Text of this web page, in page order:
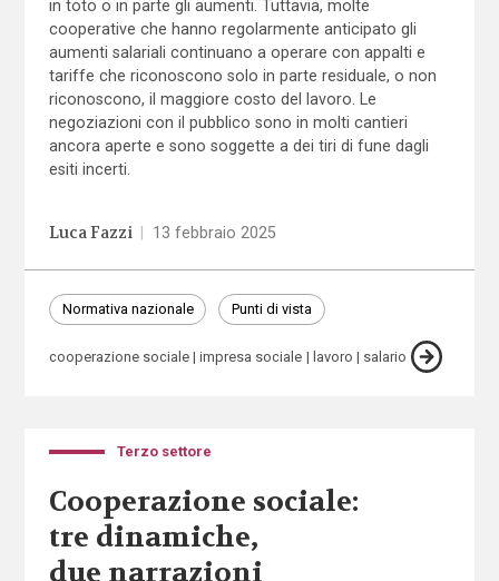
in toto o in parte gli aumenti. Tuttavia, molte
cooperative che hanno regolarmente anticipato gli
aumenti salariali continuano a operare con appalti e
tariffe che riconoscono solo in parte residuale, o non
riconoscono, il maggiore costo del lavoro. Le
negoziazioni con il pubblico sono in molti cantieri
ancora aperte e sono soggette a dei tiri di fune dagli
esiti incerti.
Luca Fazzi 13 febbraio 2025
Normativa nazionale Punti di vista
cooperazione sociale impresa sociale lavoro salario
Terzo settore
Cooperazione sociale:
tre dinamiche,
due narrazioni